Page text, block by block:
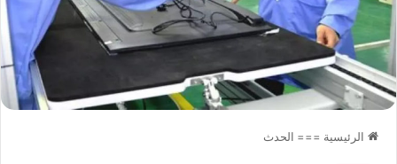
الرئيسية === الحدث